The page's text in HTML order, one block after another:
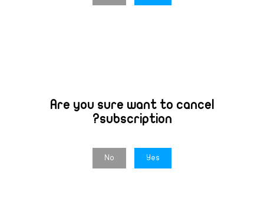
Are you sure want to cancel
subscription?
Yes
No